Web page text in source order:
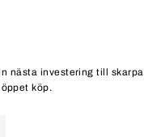
nästa investering till skarpa
köp.